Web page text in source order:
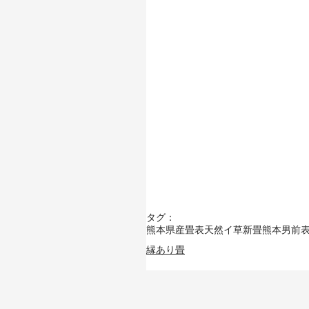
タグ：
熊本県産畳表天然イ草新畳熊本男前
縁あり畳